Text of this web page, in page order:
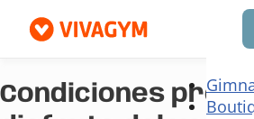
Condiciones